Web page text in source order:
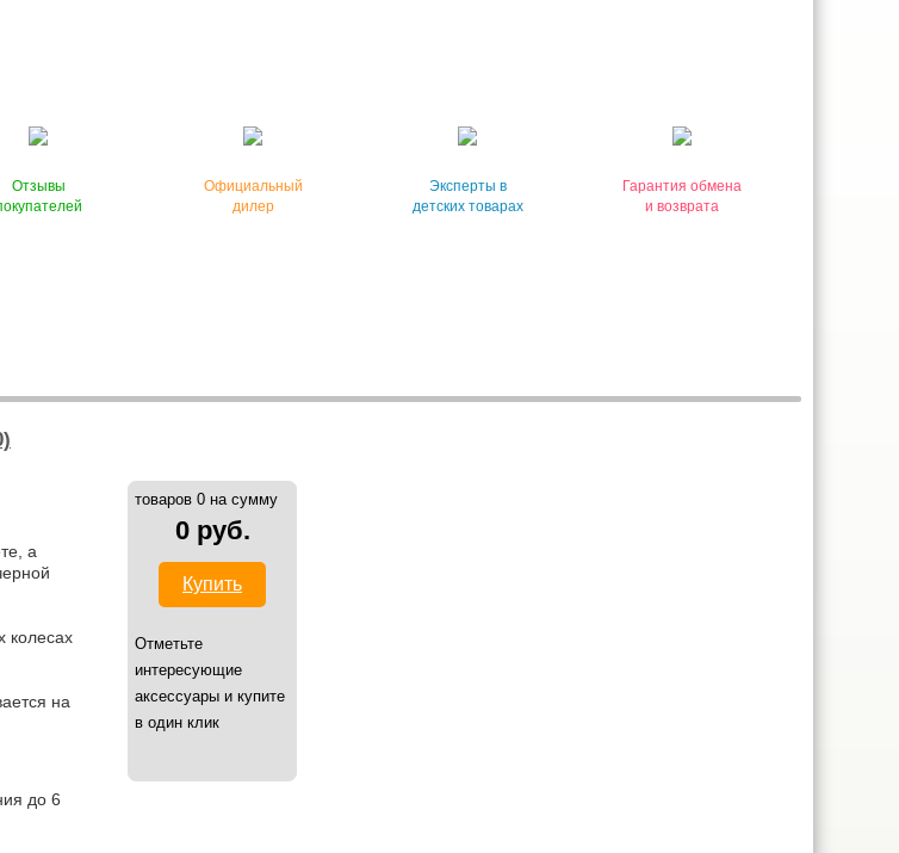
Отзывы
Официальный
дилер
Эксперты в
детских товарах
Гарантия обмена
и возврата
а
колесах
на
до 6
товаров 0 на сумму
0 руб.
Купить
Отметьте
интересующие
аксессуары и купите
в один клик